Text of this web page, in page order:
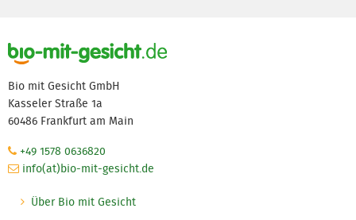
Bio mit Gesicht GmbH
Kasseler Straße 1a
60486 Frankfurt am Main
+49 1578 0636820
info(at)bio-mit-gesicht.de
Über Bio mit Gesicht